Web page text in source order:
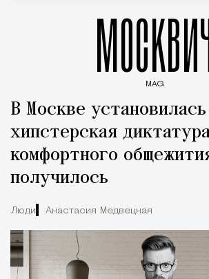
MAG
В Москве установилась
хипстерская
комфортного
получилось
Люди Анастасия Медвецкая